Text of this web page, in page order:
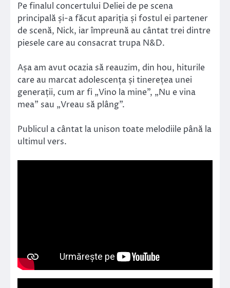
Pe finalul concertului Deliei de pe scena
principală și-a făcut apariția și fostul ei partener
de scenă, Nick, iar împreună au cântat trei dintre
piesele care au consacrat trupa N&D.
Așa am avut ocazia să reauzim, din hou, hiturile
care au marcat adolescența și tinerețea unei
generații, cum ar fi „Vino la mine”, „Nu e vina
mea” sau „Vreau să plâng”.
Publicul a cântat la unison toate melodiile până la
ultimul vers.